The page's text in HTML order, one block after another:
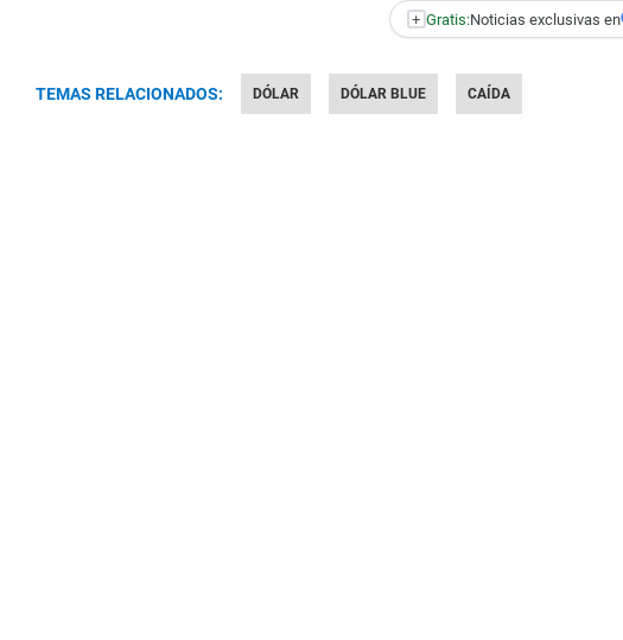
+ Gratis:Noticias exclusivas en
TEMAS RELACIONADOS: DÓLAR DÓLAR BLUE CAÍDA